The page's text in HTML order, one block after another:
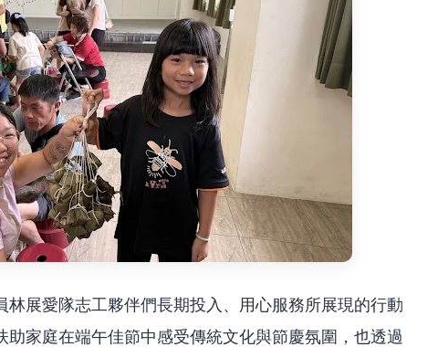
展愛隊志工夥伴們長期投入、用心服務所展現的行動
家庭在端午佳節中感受傳統文化與節慶氛圍，也透過